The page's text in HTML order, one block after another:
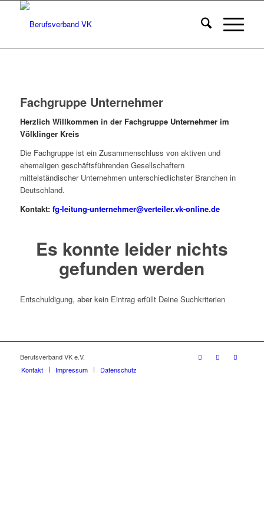
Fachgruppe Unternehmer
Herzlich Willkommen in der Fachgruppe Unternehmer im
Völklinger Kreis
Die Fachgruppe ist ein Zusammenschluss von aktiven und
ehemaligen geschäftsführenden Gesellschaftern
mittelständischer Unternehmen unterschiedlichster Branchen in
Deutschland.
Kontakt: fg-leitung-unternehmer@verteiler.vk-online.de
Es konnte leider nichts
gefunden werden
Entschuldigung, aber kein Eintrag erfüllt Deine Suchkriterien
Berufsverband VK e.V.
Kontakt
Impressum Datenschutz